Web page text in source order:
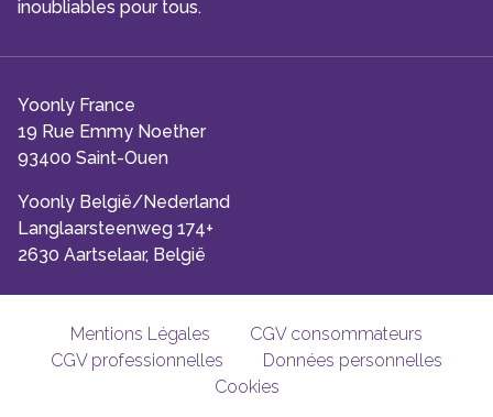
inoubliables pour tous.
Yoonly France
19 Rue Emmy Noether
93400 Saint-Ouen
Yoonly België/Nederland
Langlaarsteenweg 174+
2630 Aartselaar, België
Mentions Légales
CGV consommateurs
CGV professionnelles
Données personnelles
Cookies